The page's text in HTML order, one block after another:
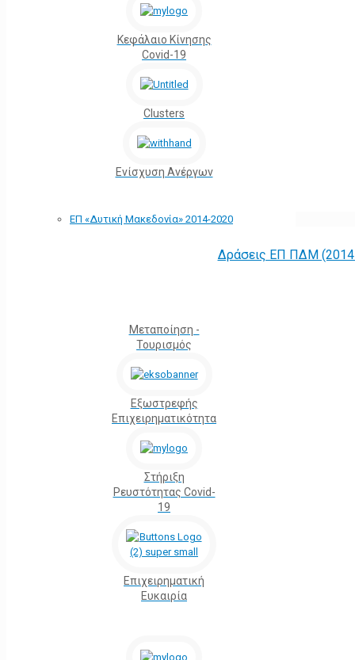
Κεφάλαιο Κίνησης
Covid-19
Clusters
Ενίσχυση Ανέργων
ΕΠ «Δυτική Μακεδονία» 2014-2020
Δράσεις ΕΠ ΠΔΜ (2014
Μεταποίηση -
Τουρισμός
Εξωστρεφής
Επιχειρηματικότητα
Στήριξη
Ρευστότητας Covid-
19
Επιχειρηματική
Ευκαιρία